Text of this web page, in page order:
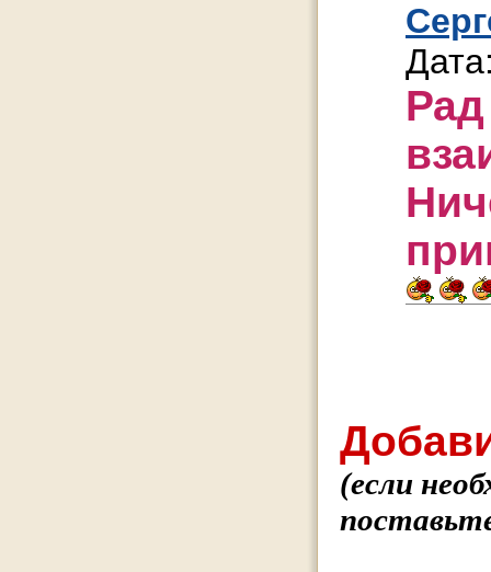
(если